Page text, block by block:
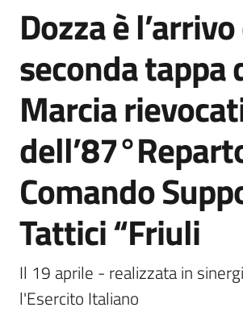
Novità
Menu selezionato
Servizi
Vivere
Dozza
Servizi
line
Salta al contenuto
Dozza è
seconda tappa
Marcia
Comando
Tattici “Friuli
Il 19 aprile - realizzata in
l'Esercito Italiano